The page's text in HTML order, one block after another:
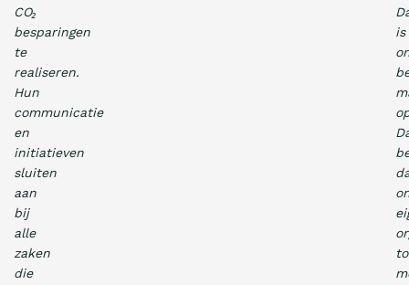
CO₂
besparingen
te
realiseren.
Hun
communicatie
en
initiatieven
sluiten
aan
bij
alle
zaken
die
is